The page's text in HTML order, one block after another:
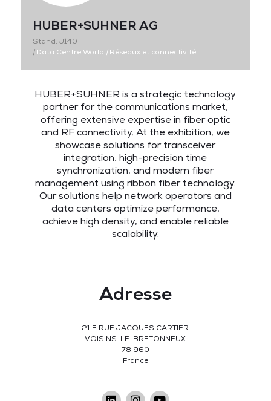
Data Centre World
HUBER+SUHNER AG
Stand: J140
|Data Centre World |Réseaux et connectivité
HUBER+SUHNER is a strategic technology
partner for the communications market,
offering extensive expertise in fiber optic
and RF connectivity. At the exhibition, we
showcase solutions for transceiver
integration, high-precision time
synchronization, and modern fiber
management using ribbon fiber technology.
Our solutions help network operators and
data centers optimize performance,
achieve high density, and enable reliable
scalability.
Adresse
21 E RUE JACQUES CARTIER
VOISINS-LE-BRETONNEUX
78 960
France